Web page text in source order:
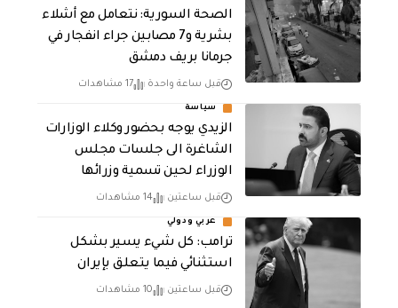
الصحة السورية: نتعامل مع أشلاء
بشرية و7 مصابين جراء انفجار في
جرمانا بريف دمشق
قبل ساعة واحدة 17 مشاهدات
سياسة
الزيدي يوجه بحضور وكلاء الوزارات
الشاغرة الى جلسات مجلس
الوزراء لحين تسمية وزرائها
قبل ساعتين 14 مشاهدات
عربي ودولي
ترامب: كل شيء يسير بشكل
استثنائي فيما يتعلق بإيران
قبل ساعتين 10 مشاهدات